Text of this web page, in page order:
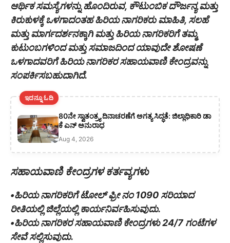
ಆರ್ಥಿಕ ಸಮಸ್ಯೆಗಳನ್ನು ಹೊಂದಿರುವ, ಕೌಟುಂಬಿಕ ದೌರ್ಜನ್ಯ ಮತ್ತು
ಕಿರುಕುಳಕ್ಕೆ ಒಳಗಾದಂತಹ ಹಿರಿಯ ನಾಗರಿಕರು ಮಾಹಿತಿ, ಸಲಹೆ
ಮತ್ತು ಮಾರ್ಗದರ್ಶನಕ್ಕಾಗಿ ಮತ್ತು ಹಿರಿಯ ನಾಗರಿಕರಿಗೆ ತಮ್ಮ
ಕುಟುಂಬಗಳಿಂದ ಮತ್ತು ಸಮಾಜದಿಂದ ಯಾವುದೇ ಶೋಷಣೆ
ಒಳಗಾದವರಿಗೆ ಹಿರಿಯ ನಾಗರಿಕರ ಸಹಾಯವಾಣಿ ಕೇಂದ್ರವನ್ನು
ಸಂಪರ್ಕಿಸಬಹುದಾಗಿದೆ.
ಇದನ್ನೂ ಓದಿ
80ನೇ ಸ್ವಾತಂತ್ರ್ಯ ದಿನಾಚರಣೆಗೆ ಅಗತ್ಯ ಸಿದ್ಧತೆ: ಜಿಲ್ಲಾಧಿಕಾರಿ ಡಾ
ಕೆ ಎನ್ ಅನುರಾಧ
Aug 4, 2026
ಸಹಾಯವಾಣಿ ಕೇಂದ್ರಗಳ ಕರ್ತವ್ಯಗಳು
•ಹಿರಿಯ ನಾಗರಿಕರಿಗೆ ಟೋಲ್ ಫ್ರೀ ನಂ 1090 ಸರಿಯಾದ
ರೀತಿಯಲ್ಲಿ ಜಿಲ್ಲೆಯಲ್ಲಿ ಕಾರ್ಯನಿರ್ವಹಿಸುವುದು.
•ಹಿರಿಯ ನಾಗರಿಕರ ಸಹಾಯವಾಣಿ ಕೇಂದ್ರಗಳು 24/7 ಗಂಟೆಗಳ
ಸೇವೆ ಸಲ್ಲಿಸುವುದು.